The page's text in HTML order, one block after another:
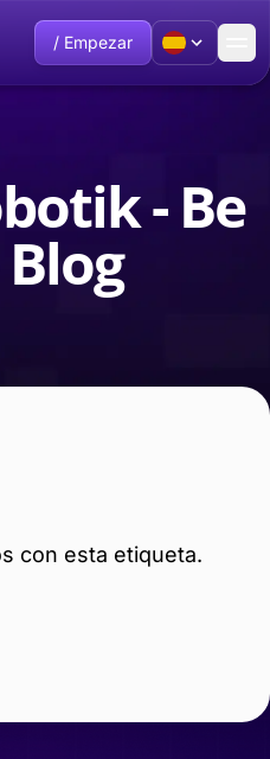
/ Empezar
- Be
con esta etiqueta.